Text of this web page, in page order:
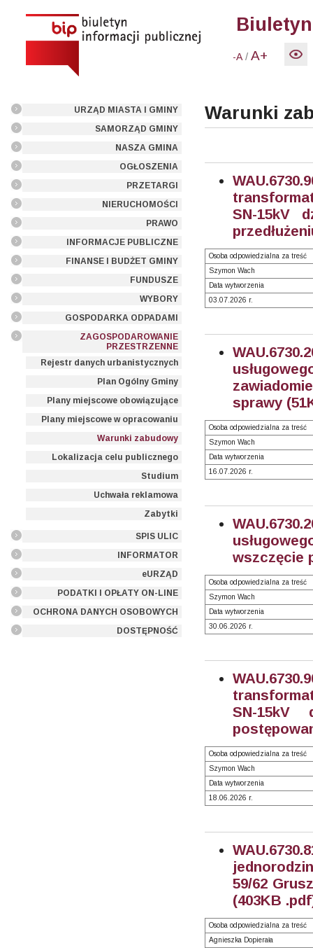
-A /A+
URZĄD MIASTA I GMINY
SAMORZĄD GMINY
NASZA GMINA
OGŁOSZENIA
PRZETARGI
NIERUCHOMOŚCI
PRAWO
INFORMACJE PUBLICZNE
FINANSE I BUDŻET GMINY
FUNDUSZE
WYBORY
GOSPODARKA ODPADAMI
ZAGOSPODAROWANIE
PRZESTRZENNE
Rejestr danych urbanistycznych
Plan Ogólny Gminy
Plany miejscowe obowiązujące
Plany miejscowe w opracowaniu
Warunki zabudowy
Lokalizacja celu publicznego
Studium
Uchwała reklamowa
Zabytki
SPIS ULIC
INFORMATOR
eURZĄD
PODATKI I OPŁATY ON-LINE
OCHRONA DANYCH OSOBOWYCH
DOSTĘPNOŚĆ
Warunki
SN-15kV
Osoba odpowiedzialna za treść
Szymon Wach
Data wytworzenia
03.07.2026 r.
sprawy
Osoba odpowiedzialna za treść
Szymon Wach
Data wytworzenia
16.07.2026 r.
wszczęcie
Osoba odpowiedzialna za treść
Szymon Wach
Data wytworzenia
30.06.2026 r.
SN-
Osoba odpowiedzialna za treść
Szymon Wach
Data wytworzenia
18.06.2026 r.
59/62
(403KB
Osoba odpowiedzialna za treść
Agnieszka Dopierała